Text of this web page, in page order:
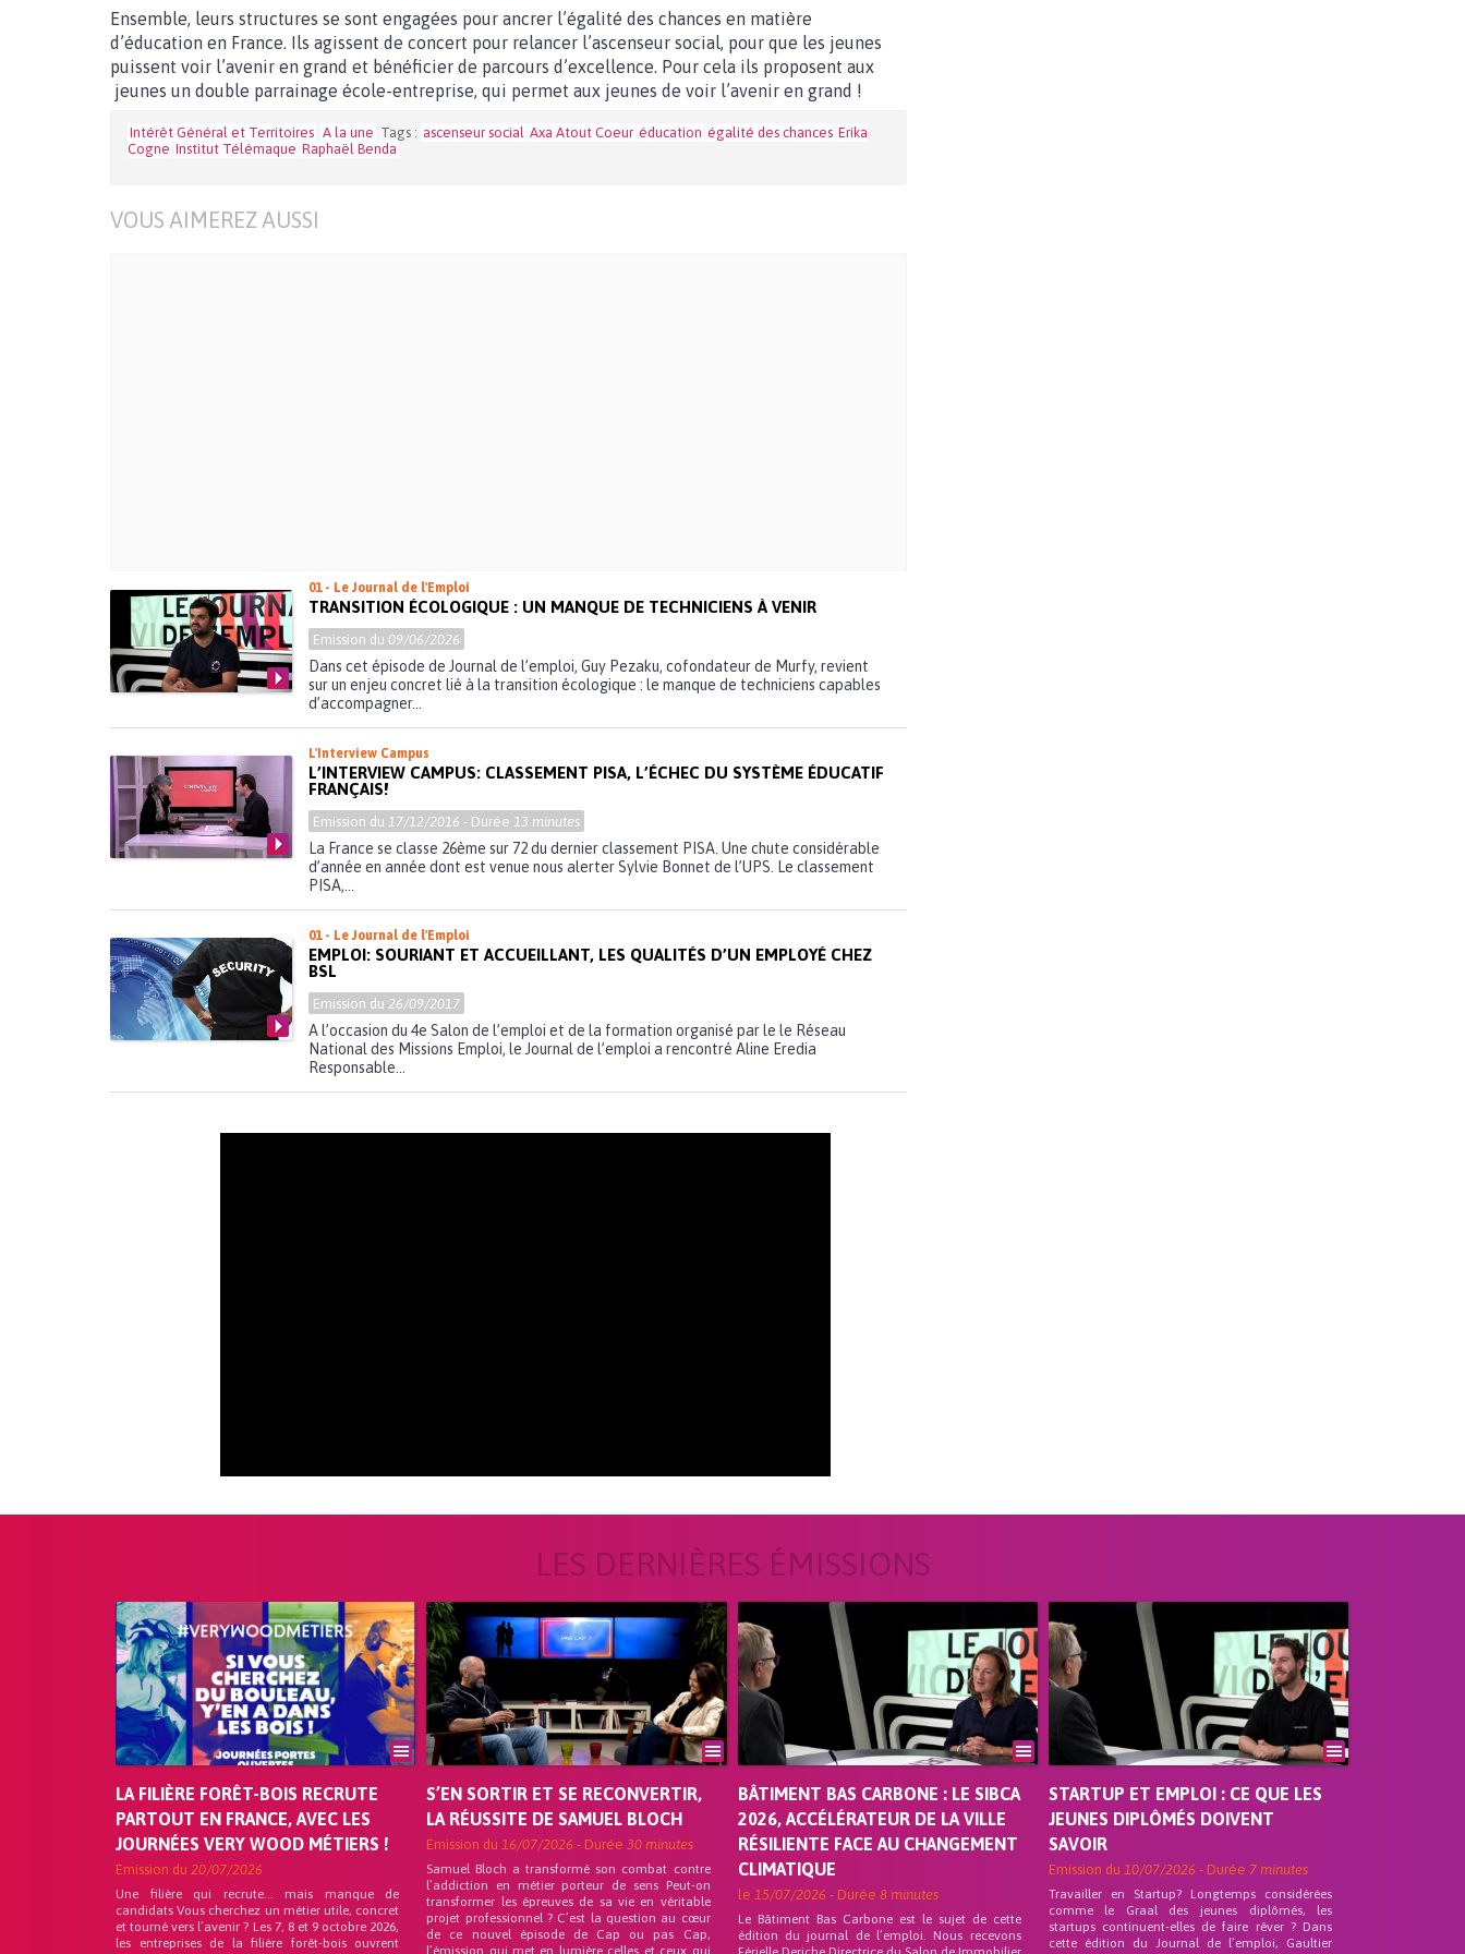
Ensemble, leurs structures se sont engagées pour ancrer l’égalité des chances en matière
d’éducation en France. Ils agissent de concert pour relancer l’ascenseur social, pour que les jeunes
puissent voir l’avenir en grand et bénéficier de parcours d’excellence. Pour cela ils proposent aux
jeunes un double parrainage école-entreprise, qui permet aux jeunes de voir l’avenir en grand !
Intérêt Général et Territoires A la une Tags : ascenseur social Axa Atout Coeur éducation égalité des chances Erika
Cogne Institut Télémaque Raphaël Benda
VOUS AIMEREZ AUSSI
01 - Le Journal de l'Emploi
TRANSITION ÉCOLOGIQUE : UN MANQUE DE TECHNICIENS À VENIR
Emission du 09/06/2026
Dans cet épisode de Journal de l’emploi, Guy Pezaku, cofondateur de Murfy, revient
sur un enjeu concret lié à la transition écologique : le manque de techniciens capables
d’accompagner...
L'Interview Campus
L’INTERVIEW CAMPUS: CLASSEMENT PISA, L’ÉCHEC DU SYSTÈME ÉDUCATIF
FRANÇAIS!
Emission du17/12/2016 - Durée13 minutes
La France se classe 26ème sur 72 du dernier classement PISA. Une chute considérable
d’année en année dont est venue nous alerter Sylvie Bonnet de l’UPS. Le classement
PISA,...
01 - Le Journal de l'Emploi
EMPLOI: SOURIANT ET ACCUEILLANT, LES QUALITÉS D’UN EMPLOYÉ CHEZ
BSL
Emission du26/09/2017
A l’occasion du 4e Salon de l’emploi et de la formation organisé par le le Réseau
National des Missions Emploi, le Journal de l’emploi a rencontré Aline Eredia
Responsable...
LES DERNIÈRES ÉMISSIONS
LA FILIÈRE FORÊT-BOIS RECRUTE
PARTOUT EN FRANCE, AVEC LES
JOURNÉES VERY WOOD MÉTIERS !
Emission du 20/07/2026
Une filière qui recrute… mais manque de
candidats Vous cherchez un métier utile, concret
et tourné vers l’avenir ? Les 7, 8 et 9 octobre 2026,
les entreprises de la filière forêt-bois ouvrent
S’EN SORTIR ET SE RECONVERTIR,
LA RÉUSSITE DE SAMUEL BLOCH
Emission du16/07/2026 - Durée30 minutes
Samuel Bloch a transformé son combat contre
l’addiction en métier porteur de sens Peut-on
transformer les épreuves de sa vie en véritable
projet professionnel ? C’est la question au cœur
de ce nouvel épisode de Cap ou pas Cap,
l’émission qui met en lumière celles et ceux qui
BÂTIMENT BAS CARBONE : LE SIBCA
2026, ACCÉLÉRATEUR DE LA VILLE
RÉSILIENTE FACE AU CHANGEMENT
CLIMATIQUE
le 15/07/2026 - Durée 8 minutes
Le Bâtiment Bas Carbone est le sujet de cette
édition du journal de l’emploi. Nous recevons
STARTUP ET EMPLOI : CE QUE LES
JEUNES DIPLÔMÉS DOIVENT
SAVOIR
Emission du 10/07/2026 - Durée 7 minutes
Travailler en Startup? Longtemps considérées
comme le Graal des jeunes diplômés, les
startups continuent-elles de faire rêver ? Dans
cette édition du Journal de l’emploi, Gaultier